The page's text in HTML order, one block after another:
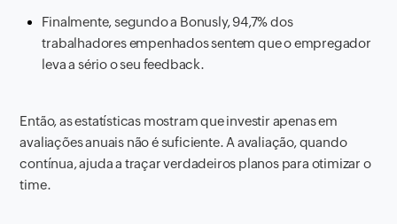
Finalmente, segundo a Bonusly, 94,7% dos
trabalhadores empenhados sentem que o empregador
leva a sério o seu feedback.
Então, as estatísticas mostram que investir apenas em
avaliações anuais não é suficiente. A avaliação, quando
contínua, ajuda a traçar verdadeiros planos para otimizar o
time.